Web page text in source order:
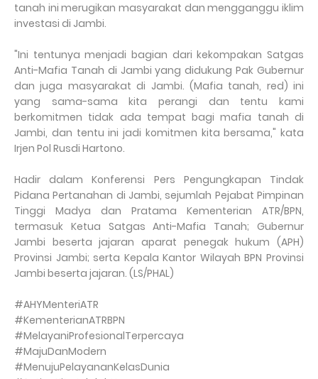
tanah ini merugikan masyarakat dan mengganggu iklim
investasi di Jambi.
"Ini tentunya menjadi bagian dari kekompakan Satgas
Anti-Mafia Tanah di Jambi yang didukung Pak Gubernur
dan juga masyarakat di Jambi. (Mafia tanah, red) ini
yang sama-sama kita perangi dan tentu kami
berkomitmen tidak ada tempat bagi mafia tanah di
Jambi, dan tentu ini jadi komitmen kita bersama," kata
Irjen Pol Rusdi Hartono.
Hadir dalam Konferensi Pers Pengungkapan Tindak
Pidana Pertanahan di Jambi, sejumlah Pejabat Pimpinan
Tinggi Madya dan Pratama Kementerian ATR/BPN,
termasuk Ketua Satgas Anti-Mafia Tanah; Gubernur
Jambi beserta jajaran aparat penegak hukum (APH)
Provinsi Jambi; serta Kepala Kantor Wilayah BPN Provinsi
Jambi beserta jajaran. (LS/PHAL)
#AHYMenteriATR
#KementerianATRBPN
#MelayaniProfesionalTerpercaya
#MajuDanModern
#MenujuPelayananKelasDunia